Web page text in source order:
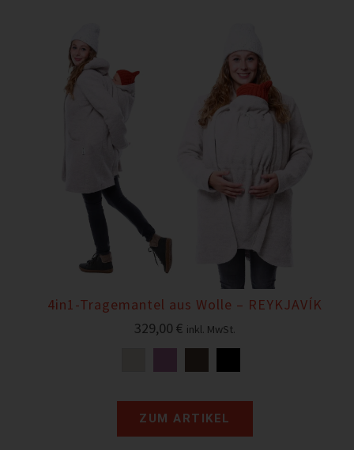
4in1-Tragemantel aus Wolle – REYKJAVÍK
329,00 € inkl. MwSt.
ZUM ARTIKEL